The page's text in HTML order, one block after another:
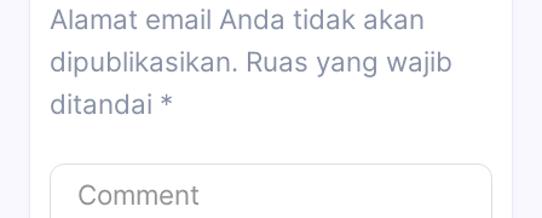
Alamat email Anda tidak akan
dipublikasikan. Ruas yang wajib
ditandai *